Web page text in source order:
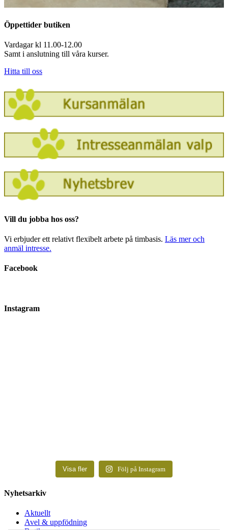
Öppettider butiken
Vardagar kl 11.00-12.00
Samt i anslutning till våra kurser.
Hitta till oss
Vill du jobba hos oss?
Vi erbjuder ett relativt flexibelt arbete på timbasis. Läs mer och
anmäl intresse.
Facebook
Instagram
Visa fler Följ på Instagram
Nyhetsarkiv
Aktuellt
Avel & uppfödning